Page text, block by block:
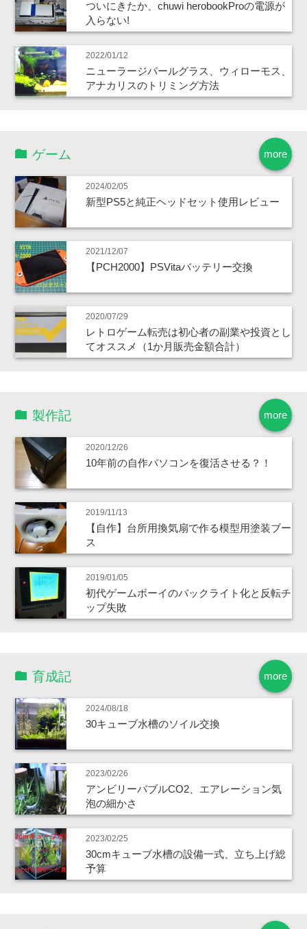
ついにきたか、chuwi herobookProの電源が
入らない!
2022/01/12
ニューラージパールグラス、ウィローモス、
アナカリスのトリミング方法
more
ゲーム
2024/02/05
新型PS5と純正ヘッドセット使用レビュー
2021/12/07
【PCH2000】PSVitaバッテリー交換
2020/07/29
レトロゲーム転売は初心者の副業や投資とし
てオススメ（1か月販売金額合計）
more
製作記
2020/12/26
10年前の自作パソコンを復活させる？！
2019/11/13
【自作】台所用換気扇で作る模型用塗装ブー
ス
2019/01/05
初代ゲームボーイのバックライト化と反転チ
ップ失敗
more
育成記
2024/08/18
30キューブ水槽のソイル交換
2023/02/26
アンビリーバブルCO2、エアレーション気
泡の細かさ
2023/02/25
30cmキューブ水槽の設備一式、立ち上げ総
予算